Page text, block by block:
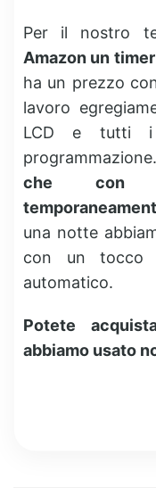
Per il nostro
Amazon un
ha un prezzo
lavoro
LCD e tutti i
che con
una notte
con un tocco
automatico.
Potete
abbiamo usato